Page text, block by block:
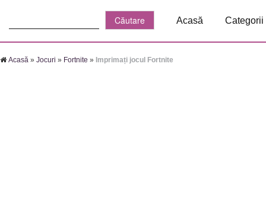
Acasă Categorii
Acasă » Jocuri » Fortnite » Imprimați jocul Fortnite